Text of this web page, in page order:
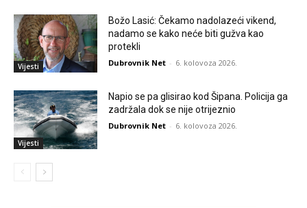
Vijesti
Božo Lasić: Čekamo nadolazeći vikend,
nadamo se kako neće biti gužva kao
protekli
Dubrovnik Net - 6. kolovoza 2026.
Vijesti
Napio se pa glisirao kod Šipana. Policija ga
zadržala dok se nije otrijeznio
Dubrovnik Net - 6. kolovoza 2026.